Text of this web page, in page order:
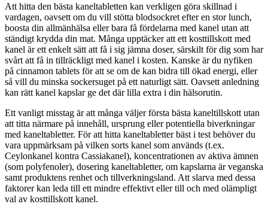
Att hitta den bästa kaneltabletten kan verkligen göra skillnad i
vardagen, oavsett om du vill stötta blodsockret efter en stor lunch,
boosta din allmänhälsa eller bara få fördelarna med kanel utan att
ständigt krydda din mat. Många upptäcker att ett kosttillskott med
kanel är ett enkelt sätt att få i sig jämna doser, särskilt för dig som har
svårt att få in tillräckligt med kanel i kosten. Kanske är du nyfiken
på cinnamon tablets för att se om de kan bidra till ökad energi, eller
så vill du minska sockersuget på ett naturligt sätt. Oavsett anledning
kan rätt kanel kapslar ge det där lilla extra i din hälsorutin.
Ett vanligt misstag är att många väljer första bästa kaneltillskott utan
att titta närmare på innehåll, ursprung eller potentiella biverkningar
med kaneltabletter. För att hitta kaneltabletter bäst i test behöver du
vara uppmärksam på vilken sorts kanel som används (t.ex.
Ceylonkanel kontra Cassiakanel), koncentrationen av aktiva ämnen
(som polyfenoler), dosering kaneltabletter, om kapslarna är veganska
samt produktens renhet och tillverkningsland. Att slarva med dessa
faktorer kan leda till ett mindre effektivt eller till och med olämpligt
val av kosttillskott kanel.